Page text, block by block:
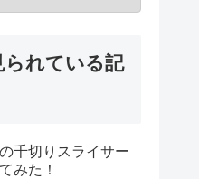
られている記
千切りスライサー
みた！